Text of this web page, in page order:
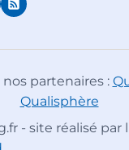
partenaires :
Qualisphère
- site réalisé par l'